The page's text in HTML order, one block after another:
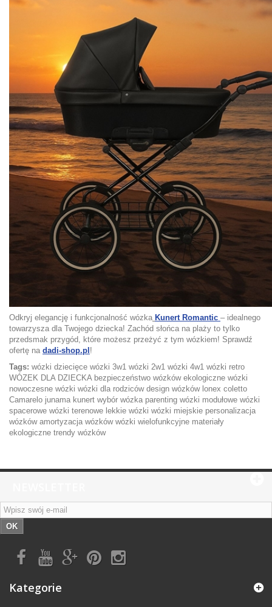
Odkryj elegancję i funkcjonalność wózka Kunert Romantic – idealnego
towarzysza dla Twojego dziecka! Zachód słońca na plaży to tylko
przedsmak przygód, które możesz przeżyć z tym wózkiem! Sprawdź
ofertę na dadi-shop.pl !
Tags: wózki dziecięce wózki 3w1 wózki 2w1 wózki 4w1 wózki retro
WÓZEK DLA DZIECKA bezpieczeństwo wózków ekologiczne wózki
nowoczesne wózki wózki dla rodziców design wózków lonex coletto
Camarelo junama kunert wybór wózka parenting wózki modułowe wózki
spacerowe wózki terenowe lekkie wózki wózki miejskie personalizacja
wózków amortyzacja wózków wózki wielofunkcyjne materiały
ekologiczne trendy wózków
OK
Kategorie